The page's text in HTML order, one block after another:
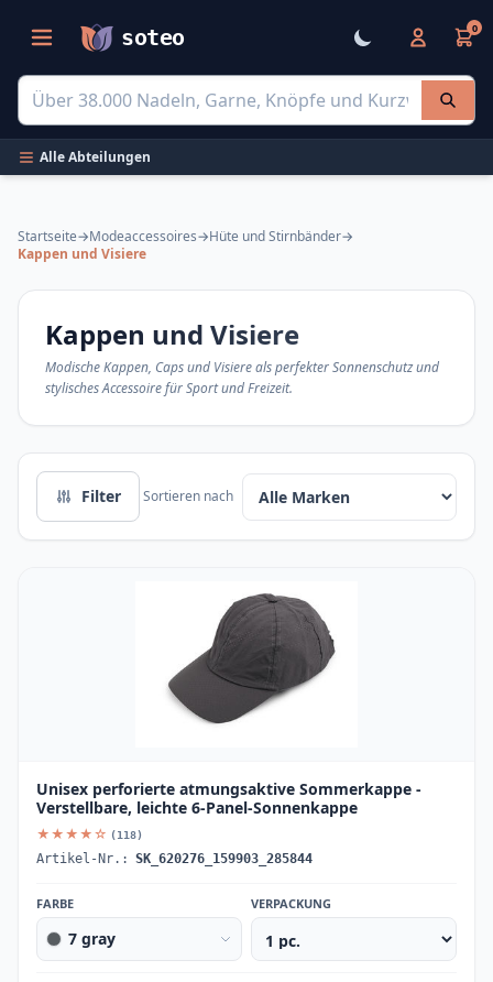
soteo 0
Alle Abteilungen
Filtrare și catalog de produse
Startseite→Modeaccessoires→Hüte und Stirnbänder→
Kappen und Visiere
Kappen und Visiere
Modische Kappen, Caps und Visiere als perfekter Sonnenschutz und
stylisches Accessoire für Sport und Freizeit.
Filter Sortieren nach
Unisex perforierte atmungsaktive Sommerkappe -
Verstellbare, leichte 6-Panel-Sonnenkappe
★★★★☆ (118)
Artikel-Nr.: SK_620276_159903_285844
FARBE
7 gray
VERPACKUNG